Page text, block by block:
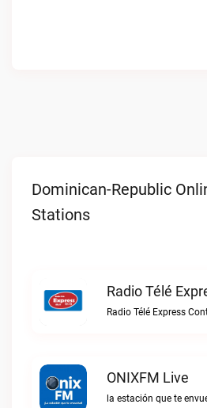
Dominican-Republic
Stations
Radio Télé Express
ONIXFM Live
la estación que te